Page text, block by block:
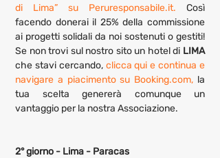
di Lima” su Peruresponsabile.it. Così
facendo donerai il 25% della commissione
ai progetti solidali da noi sostenuti o gestiti!
Se non trovi sul nostro sito un hotel di LIMA
che stavi cercando, clicca qui e continua e
navigare a piacimento su Booking.com, la
tua scelta genererà comunque un
vantaggio per la nostra Associazione.
2° giorno - Lima - Paracas